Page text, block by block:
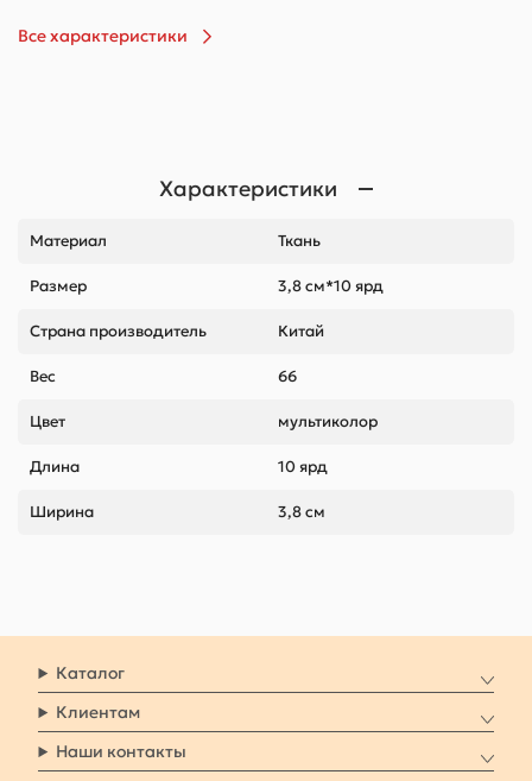
Все характеристики
Характеристики
Материал Ткань
Размер 3,8 см*10 ярд
Страна производитель Китай
Вес 66
Цвет мультиколор
Длина 10 ярд
Ширина 3,8 см
Каталог
Клиентам
Наши контакты